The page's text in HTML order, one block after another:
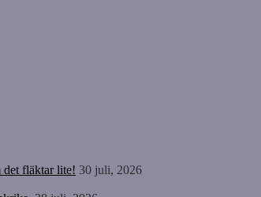
det fläktar lite! 30 juli, 2026